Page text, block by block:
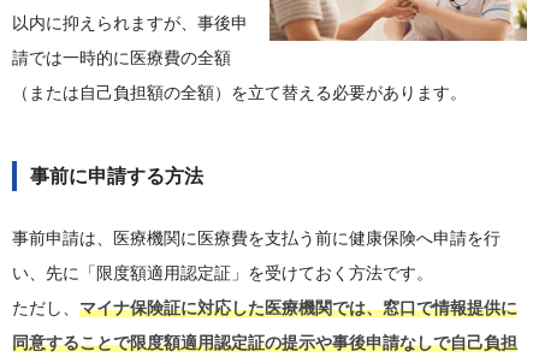
以内に抑えられますが、事後申
請では一時的に医療費の全額
（または自己負担額の全額）を立て替える必要があります。
事前に申請する方法
事前申請は、医療機関に医療費を支払う前に健康保険へ申請を行
い、先に「限度額適用認定証」を受けておく方法です。
ただし、 マイナ保険証に対応した医療機関では、窓口で情報提供に
同意することで限度額適用認定証の提示や事後申請なしで自己負担